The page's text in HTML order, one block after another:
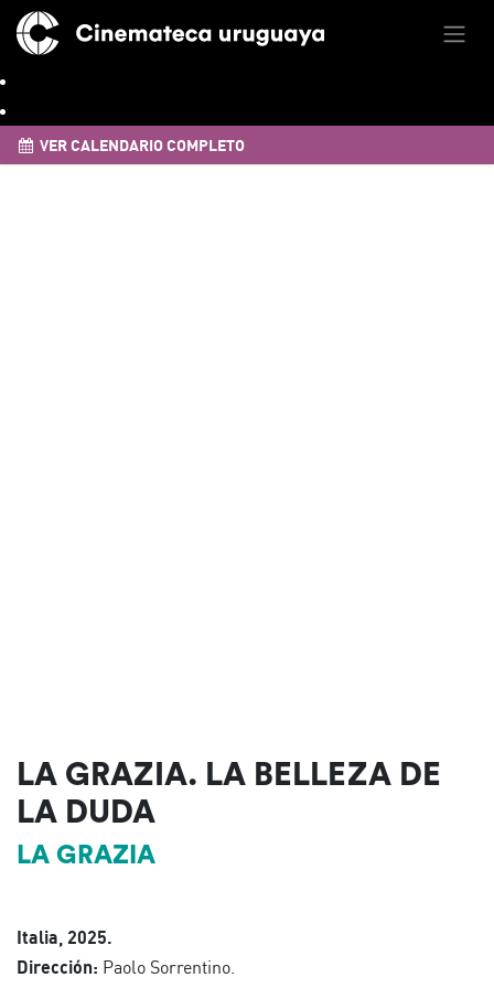
VER CALENDARIO COMPLETO
LA GRAZIA. LA BELLEZA DE
LA DUDA
LA GRAZIA
Italia, 2025.
Dirección: Paolo Sorrentino.